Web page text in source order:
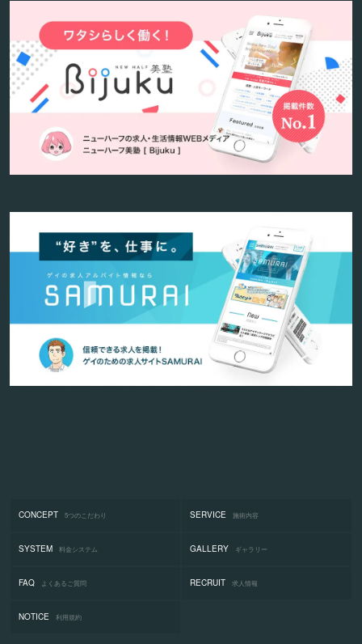
CONCEPT 5つのこだわり SERVICE 施術内容
SYSTEM 料金システム GALLERY ギャラリー
FAQ よくあるご質問 RECRUIT 求人情報
NOTICE 利用規約